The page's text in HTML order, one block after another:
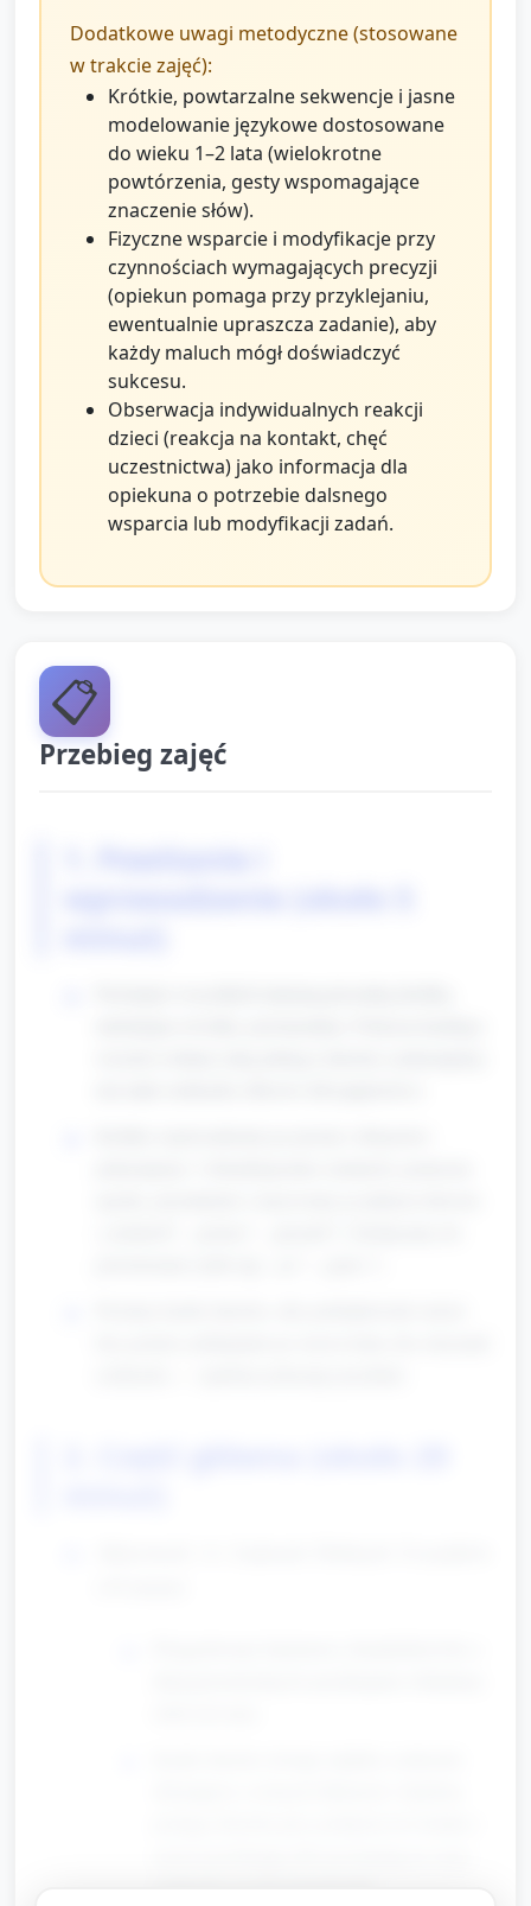
Dodatkowe uwagi metodyczne (stosowane
w trakcie zajęć):
Krótkie, powtarzalne sekwencje i jasne
modelowanie językowe dostosowane
do wieku 1–2 lata (wielokrotne
powtórzenia, gesty wspomagające
znaczenie słów).
Fizyczne wsparcie i modyfikacje przy
czynnościach wymagających precyzji
(opiekun pomaga przy przyklejaniu,
ewentualnie upraszcza zadanie), aby
każdy maluch mógł doświadczyć
sukcesu.
Obserwacja indywidualnych reakcji
dzieci (reakcja na kontakt, chęć
uczestnictwa) jako informacja dla
opiekuna o potrzebie dalsnego
wsparcia lub modyfikacji zadań.
📋
Przebieg zajęć